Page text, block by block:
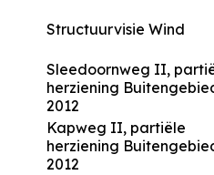
Structuurvisie Wind
Sleedoornweg II,
herziening
2012
Kapweg II, partiële
herziening
2012